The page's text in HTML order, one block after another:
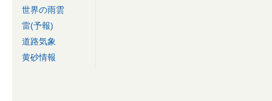
世界の雨雲
雷(予報)
道路気象
黄砂情報